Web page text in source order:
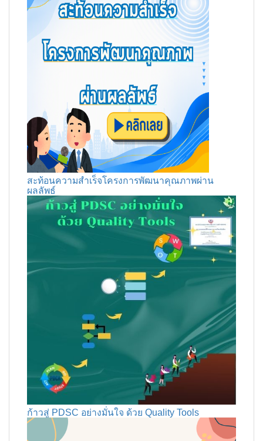
สะท้อนความสำเร็จโครงการพัฒนาคุณภาพผ่าน
ผลลัพธ์
ก้าวสู่ PDSC อย่างมั่นใจ ด้วย Quality Tools